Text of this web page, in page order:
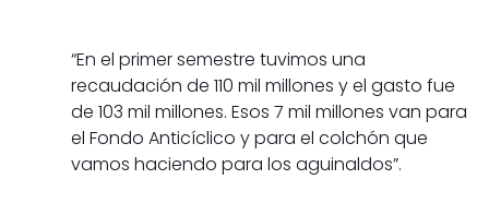
“En el primer semestre tuvimos una
recaudación de 110 mil millones y el gasto fue
de 103 mil millones. Esos 7 mil millones van para
el Fondo Anticíclico y para el colchón que
vamos haciendo para los aguinaldos”.